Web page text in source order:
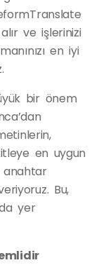
ve işlerinizi
en iyi
bir önem
en uygun
anahtar
Bu,
yer